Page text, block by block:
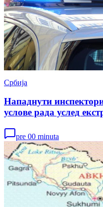
Србија
Нападнути
услове рада услед
pre 00 minuta